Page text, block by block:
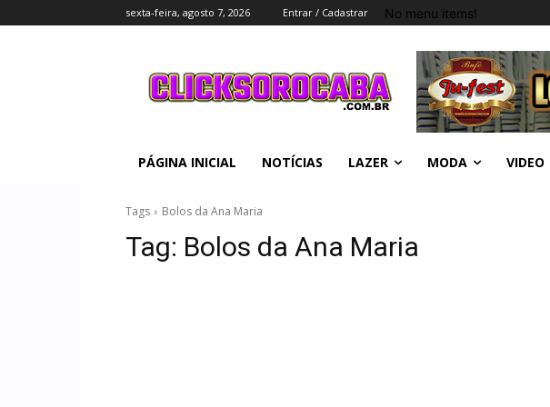
sexta-feira, agosto 7, 2026 Entrar / Cadastrar No menu items!
PÁGINA INICIAL NOTÍCIAS LAZER MODA VIDEO
Tags Bolos da Ana Maria
Tag: Bolos da Ana Maria